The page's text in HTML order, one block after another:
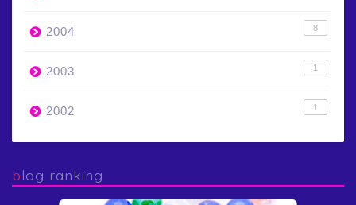
2004 8
2003 1
2002 1
blog ranking